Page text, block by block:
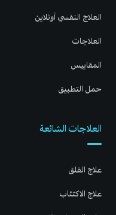
العلاج النفسي أونلاين
العلاجات
المقاييس
حمل التطبيق
العلاجات الشائعة
علاج القلق
علاج الاكتئاب